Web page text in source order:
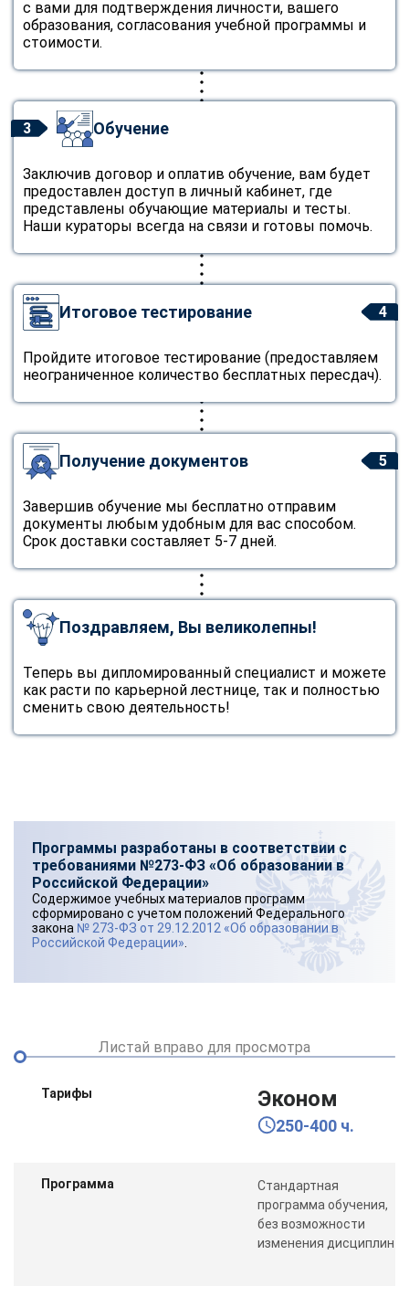
с вами для подтверждения личности, вашего
образования, согласования учебной программы и
стоимости.
3 Обучение
Заключив договор и оплатив обучение, вам будет
предоставлен доступ в личный кабинет, где
представлены обучающие материалы и тесты.
Наши кураторы всегда на связи и готовы помочь.
4
Итоговое тестирование
Пройдите итоговое тестирование (предоставляем
неограниченное количество бесплатных пересдач).
5
Получение документов
Завершив обучение мы бесплатно отправим
документы любым удобным для вас способом.
Срок доставки составляет 5-7 дней.
Поздравляем, Вы великолепны!
Теперь вы дипломированный специалист и можете
как расти по карьерной лестнице, так и полностью
сменить свою деятельность!
Программы разработаны в соответствии с
требованиями №273-ФЗ «Об образовании в
Российской Федерации»
Содержимое учебных материалов программ
сформировано с учетом положений Федерального
закона № 273-ФЗ от 29.12.2012 «Об образовании в
Российской Федерации»
Листай вправо для просмотра
Тарифы Эконом
250-400 ч.
Программа
Стандартная
программа обучения,
без возможности
изменения дисциплин